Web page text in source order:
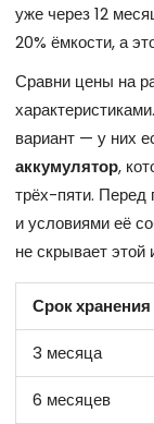
уже через 12
20% ёмкости, а
Сравни цены на
вариант — у них
аккумулятор,
трёх-пяти. Перед
и условиями её
не скрывает
Срок хранения
3 месяца
6 месяцев